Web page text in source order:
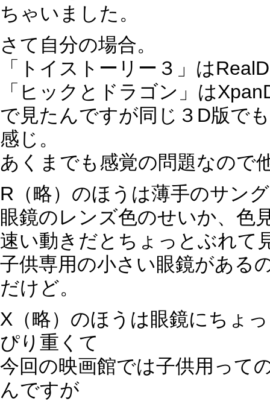
ちゃいました。
さて自分の場合。
「トイストーリー３」は
「ヒックとドラゴン」は
で見たんですが同じ３D版で
感じ。
あくまでも感覚の問題なの
R（略）のほうは薄手のサン
眼鏡のレンズ色のせいか、色
速い動きだとちょっとぶれて
子供専用の小さい眼鏡がある
だけど。
X（略）のほうは眼鏡にちょ
ぴり重くて
今回の映画館では子供用って
んですが